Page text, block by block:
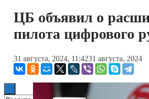
Технологии
Книги
ЦБ объявил о
пилота цифрового
31 августа, 2024, 11:4231 августа, 2024